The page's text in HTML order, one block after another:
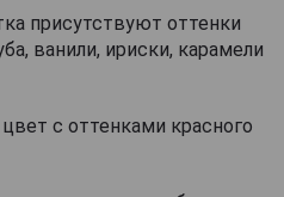
присутствуют оттенки
ванили, ириски, карамели
с оттенками красного